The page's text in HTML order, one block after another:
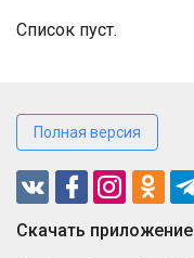
Список пуст.
Полная версия
Cкачать приложение